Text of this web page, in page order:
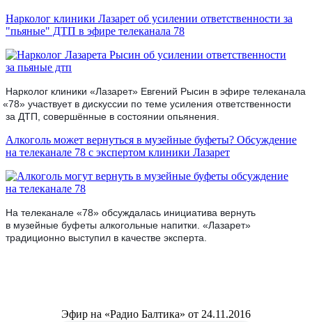
Нарколог клиники Лазарет об усилении ответственности за
"пьяные" ДТП в эфире телеканала 78
Нарколог клиники «Лазарет» Евгений Рысин в эфире телеканала
«78» участвует в дискуссии по теме усиления ответственности
за ДТП, совершённые в состоянии опьянения.
Алкоголь может вернуться в музейные буфеты? Обсуждение
на телеканале 78 с экспертом клиники Лазарет
На телеканале «78» обсуждалась инициатива вернуть
в музейные буфеты алкогольные напитки. «Лазарет»
традиционно выступил в качестве эксперта.
Эфир на «Радио Балтика» от 24.11.2016